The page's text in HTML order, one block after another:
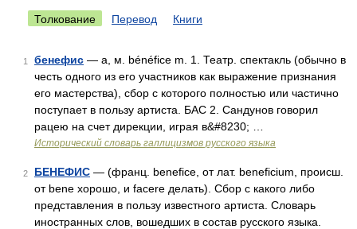
Толкование Перевод Книги
1 бенефис — а, м. bénéfice m. 1. Театр. спектакль (обычно в
честь одного из его участников как выражение признания
его мастерства), сбор с которого полностью или частично
поступает в пользу артиста. БАС 2. Сандунов говорил
рацею на счет дирекции, играя в&#8230; …
Исторический словарь галлицизмов русского языка
2 БЕНЕФИС — (франц. benefice, от лат. beneficium, происш.
от bene хорошо, и facere делать). Сбор с какого либо
представления в пользу известного артиста. Словарь
иностранных слов, вошедших в состав русского языка.